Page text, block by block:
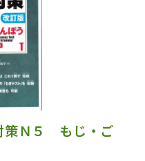
策Ｎ５ もじ・ご